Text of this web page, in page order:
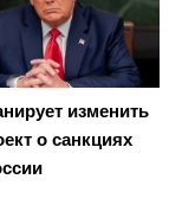
изменить
о санкциях